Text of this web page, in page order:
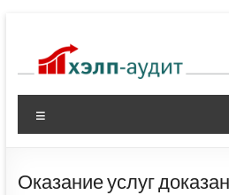
содержимому
Оказание услуг